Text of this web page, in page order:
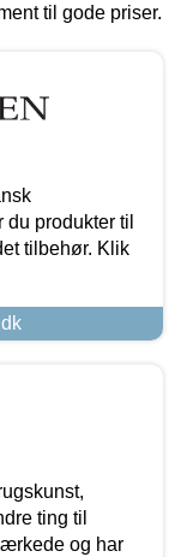
til gode priser.
produkter til
tilbehør. Klik
ting til
og har